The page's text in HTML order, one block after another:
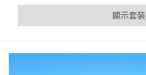
顯示套裝